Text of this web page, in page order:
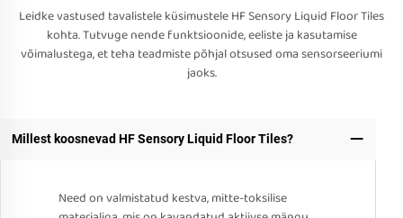
Leidke vastused tavalistele küsimustele HF Sensory Liquid Floor Tiles
kohta. Tutvuge nende funktsioonide, eeliste ja kasutamise
võimalustega, et teha teadmiste põhjal otsused oma sensorseeriumi
jaoks.
Millest koosnevad HF Sensory Liquid Floor Tiles?
Need on valmistatud kestva, mitte-toksilise